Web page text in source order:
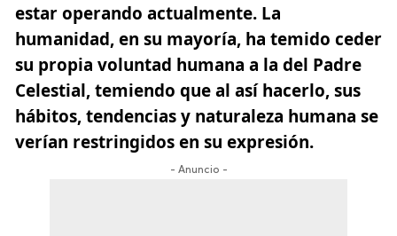
estar operando actualmente. La
humanidad, en su mayoría, ha temido ceder
su propia voluntad humana a la del Padre
Celestial, temiendo que al así hacerlo, sus
hábitos, tendencias y naturaleza humana se
verían restringidos en su expresión.
- Anuncio -